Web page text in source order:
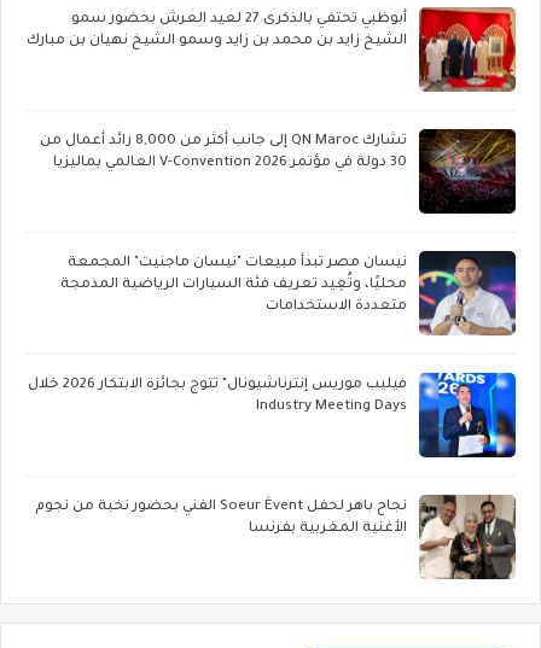
أبوظبي تحتفي بالذكرى 27 لعيد العرش بحضور سمو
الشيخ زايد بن محمد بن زايد وسمو الشيخ نهيان بن مبارك
تشارك QN Maroc إلى جانب أكثر من 8,000 رائد أعمال من
30 دولة في مؤتمر V-Convention 2026 العالمي بماليزيا
نيسان مصر تبدأ مبيعات "نيسان ماجنيت" المجمعة
محليًا، وتُعِيد تعريف فئة السيارات الرياضية المدمجة
متعددة الاستخدامات
فيليب موريس إنترناشيونال" تتوج بجائزة الابتكار 2026 خلال
Industry Meeting Days
نجاح باهر لحفل Soeur Évent الفني بحضور نخبة من نجوم
الأغنية المغربية بفرنسا